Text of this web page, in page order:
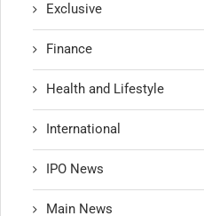
Exclusive
Finance
Health and Lifestyle
International
IPO News
Main News